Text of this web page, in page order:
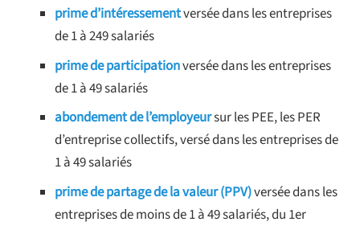
prime d’intéressementversée dans les entreprises
de 1 à 249 salariés
prime de participationversée dans les entreprises
de 1 à 49 salariés
abondement de l’employeursur les PEE, les PER
d’entreprise collectifs, versé dans les entreprises de
1 à 49 salariés
prime de partage de la valeur (PPV)versée dans les
entreprises de moins de 1 à 49 salariés, du 1er